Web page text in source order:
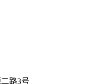
路3号